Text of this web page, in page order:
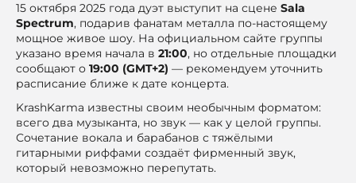
15 октября 2025 года дуэт выступит на сцене Sala
Spectrum, подарив фанатам металла по-настоящему
мощное живое шоу. На официальном сайте группы
указано время начала в 21:00, но отдельные площадки
сообщают о 19:00 (GMT+2) — рекомендуем уточнить
расписание ближе к дате концерта.
KrashKarma известны своим необычным форматом:
всего два музыканта, но звук — как у целой группы.
Сочетание вокала и барабанов с тяжёлыми
гитарными риффами создаёт фирменный звук,
который невозможно перепутать.